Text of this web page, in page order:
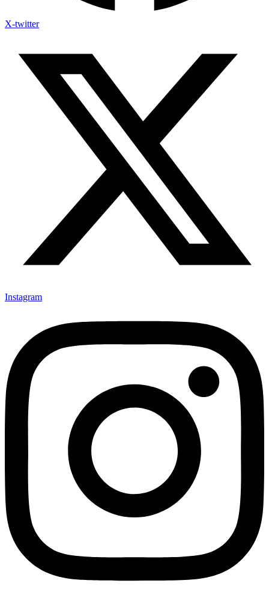
X-twitter
Instagram